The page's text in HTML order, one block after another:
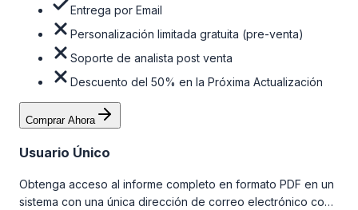
Entrega por Email
Personalización limitada gratuita (pre-venta)
Soporte de analista post venta
Descuento del 50% en la Próxima Actualización
Comprar Ahora
Usuario Único
Obtenga acceso al informe completo en formato PDF en un
sistema con una única dirección de correo electrónico con